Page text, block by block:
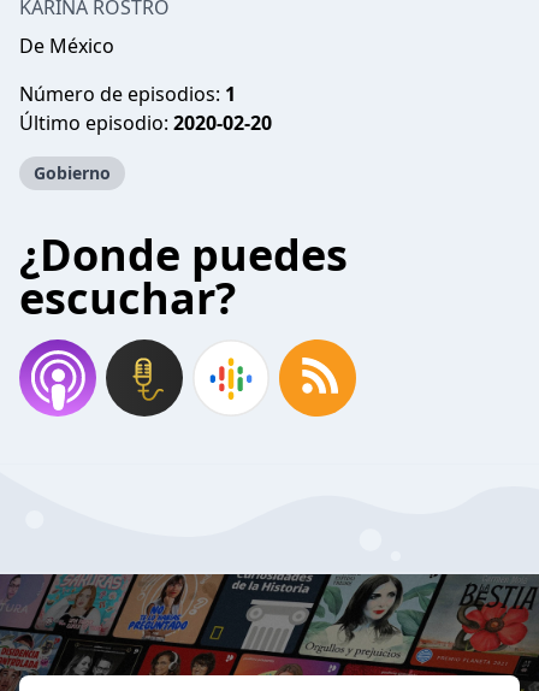
KARINA ROSTRO
De México
Número de episodios: 1
Último episodio: 2020-02-20
Gobierno
¿Donde puedes
escuchar?